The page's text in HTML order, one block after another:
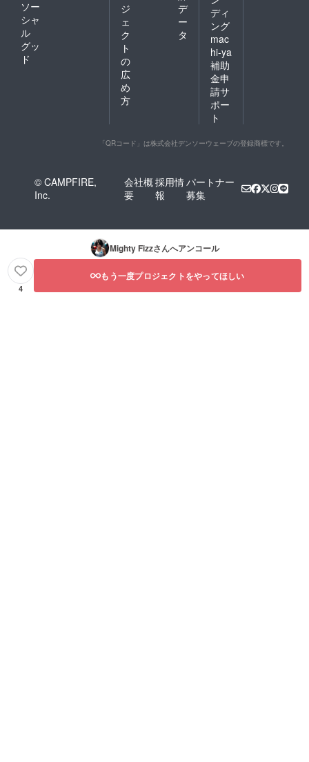
ソー
シャ
ル
グッ
ド
ジ
ェ
ク
ト
の
広
め
方
デ
ー
タ
ディ
ング
mac
hi-ya
補助
金申
請サ
ポー
ト
「QRコード」は株式会社デンソーウェーブの登録商標です。
© CAMPFIRE,
Inc.
会社概
要
採用情
報
パートナー
募集
Mighty Fizzさんへアンコール
4
もう一度プロジェクトをやってほしい